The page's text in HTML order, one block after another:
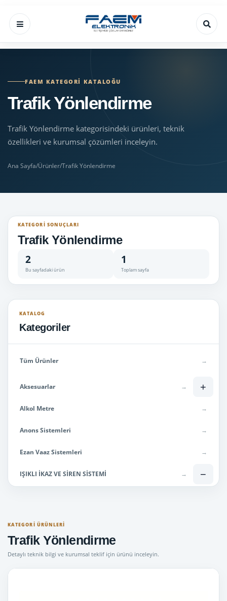
FAEM KATEGORI KATALOĞU
Trafik Yönlendirme
Trafik Yönlendirme kategorisindeki ürünleri, teknik
özellikleri ve kurumsal çözümleri inceleyin.
Ana Sayfa/Ürünler/Trafik Yönlendirme
KATEGORI SONUÇLARI
Trafik Yönlendirme
2
Bu sayfadaki ürün
1
Toplam sayfa
KATALOG
Kategoriler
Tüm Ürünler →
Aksesuarlar → +
Alkol Metre →
Anons Sistemleri →
Ezan Vaaz Sistemleri →
IŞIKLI İKAZ VE SİREN SİSTEMİ → −
El Feneri ve Projektörler
Hoparlörler
KATEGORI ÜRÜNLERI
Trafik Yönlendirme
Detaylı teknik bilgi ve kurumsal teklif için ürünü inceleyin.